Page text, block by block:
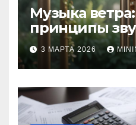
Музыка
принципы
3 МАРТА 2026